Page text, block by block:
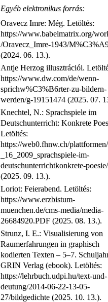
Egyéb elektronikus forrás:
Oravecz Imre: Még. Letöltés:
https://www.babelmatrix.org/
/Oravecz_Imre-1943/
(2024. 06. 13.).
Antje Herzog illusztrációi.
https://www.dw.com/de/wenn-
sprichw%C3%B6rter-zu-bildern-
werden/g-19151474 (2025. 07.
Knechtel, N.: Sprachspiele im
Deutschunterricht: Konkrete
Letöltés:
https://web0.fhnw.ch/
_16_2009_sprachspiele-im-
deutschunterrichtkonkrete-poesie/
(2025. 09. 13.).
Loriot: Feierabend. Letöltés:
https://www.erzbistum-
muenchen.de/cms-media/media-
26684920.PDF (2025. 08. 13.).
Strunz, I. E.: Visualisierung von
Raumerfahrungen in graphisch
kodierten Texten – 5–7.
GRIN Verlag (ebook). Letöltés:
https://lehrbuch.udpi.hu/text-und-
deutung/2014-06-22-13-05-
27/bildgedichte (2025. 10. 13.).